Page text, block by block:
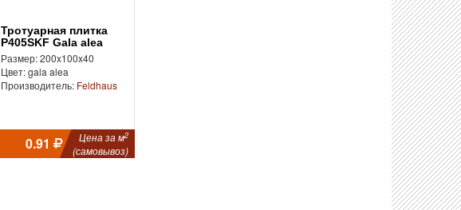
Тротуарная плитка
P405SKF Gala alea
Размер: 200x100x40
Цвет: gala alea
Производитель: Feldhaus
0.91 Цена за м2
(самовывоз)